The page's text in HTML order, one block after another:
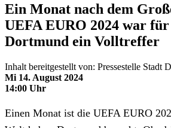
Ein Monat nach dem
UEFA EURO 2024 war
Dortmund ein Volltreffer
Inhalt bereitgestellt von: Pressestelle Stadt
Mi 14. August 2024
14:00 Uhr
Einen Monat ist die UEFA EURO